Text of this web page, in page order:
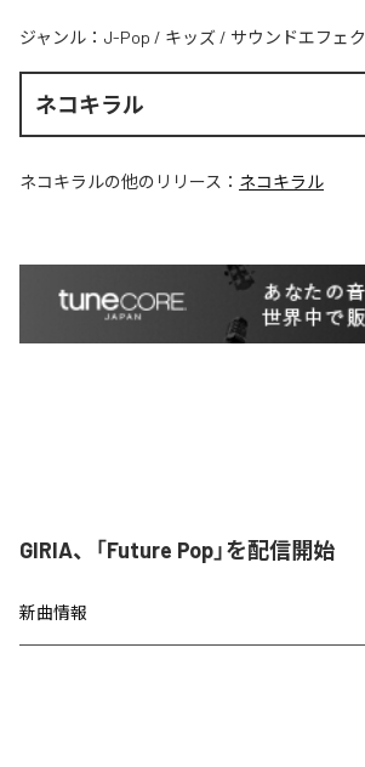
ジャンル： J-Pop / キッズ / サウンドエフェ
ネコキラル
ネコキラルの他のリリース： ネコキラル
GIRIA、「Future Pop」を配信開始
新曲情報